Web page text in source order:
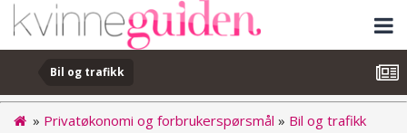
Bil og trafikk
» Privatøkonomi og forbrukerspørsmål » Bil og trafikk